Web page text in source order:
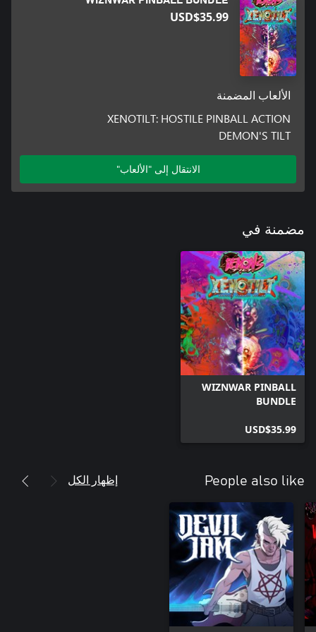
A blasphemous experiment gone awry. Watch out for the bile!
USD$35.99
الألعاب المضمنة
XENOTILT: HOSTILE PINBALL ACTION
DEMON'S TILT
الانتقال إلى "الألعاب"
مضمنة في
WIZNWAR PINBALL
BUNDLE
USD$35.99
People also like إظهار الكل